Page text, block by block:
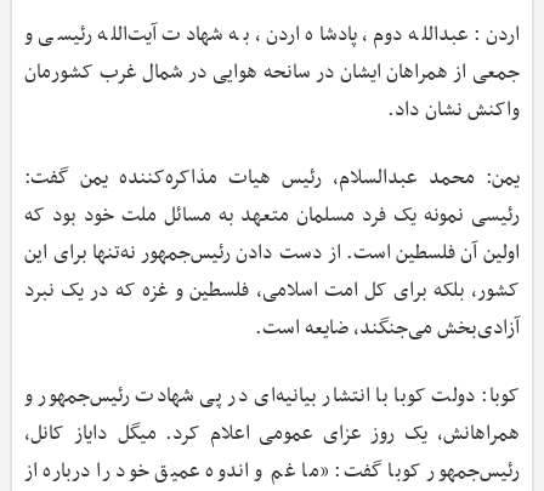
اردن: عبدالله دوم، پادشاه اردن، به شهادت آیت‌الله رئیسی و
جمعی از همراهان ایشان در سانحه هوایی در شمال غرب کشورمان
واکنش نشان داد.
یمن: محمد عبدالسلام، رئیس هیات مذاکره‌کننده یمن گفت:
رئیسی نمونه یک فرد مسلمان متعهد به مسائل ملت خود بود که
اولین آن فلسطین است. از دست دادن رئیس‌جمهور نه‌تنها برای این
کشور، بلکه برای کل امت اسلامی، فلسطین و غزه که در یک نبرد
آزادی‌بخش می‌جنگند، ضایعه است.
کوبا: دولت کوبا با انتشار بیانیه‌ای در پی شهادت رئیس‌جمهور و
همراهانش، یک روز عزای عمومی اعلام کرد. میگل دایاز کانل،
رئیس‌جمهور کوبا گفت: «ما غم و اندوه عمیق خود را درباره از